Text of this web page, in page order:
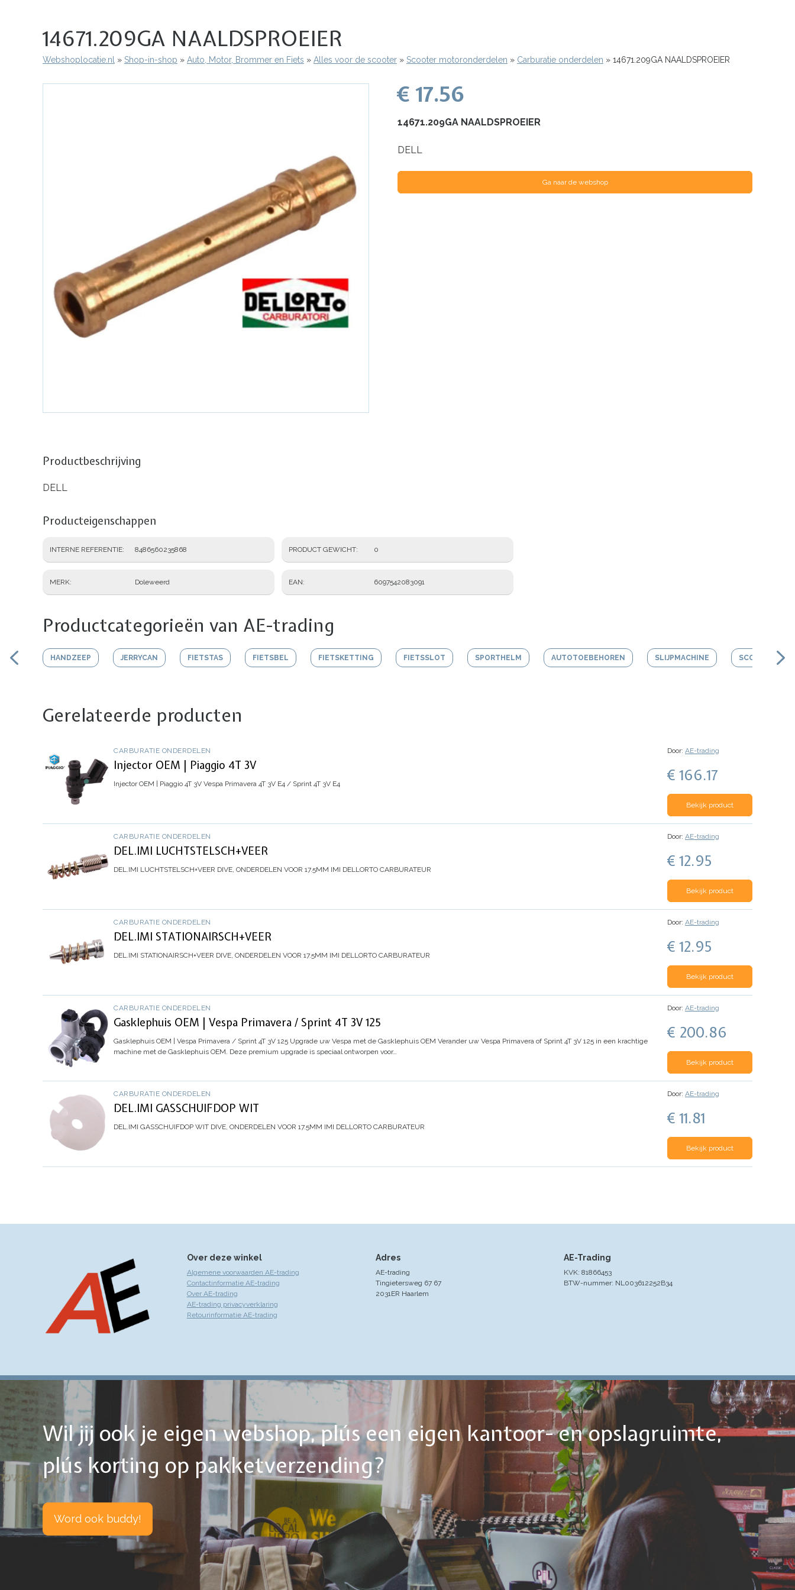
14671.209GA NAALDSPROEIER
Kruimelpad
Webshoplocatie.nl Shop-in-shop Auto, Motor, Brommer en Fiets Alles voor de scooter Scooter motoronderdelen Carburatie onderdelen 14671.209GA NAALDSPROEIER
€ 17.56
14671.209GA NAALDSPROEIER
DELL
Ga naar de webshop
Productbeschrijving
DELL
Producteigenschappen
INTERNE REFERENTIE 8486560235868
MERK Doleweerd
PRODUCT GEWICHT 0
EAN 6097542083091
Productcategorieën van AE-trading
HANDZEEP JERRYCAN FIETSTAS FIETSBEL FIETSKETTING FIETSSLOT SPORTHELM AUTOTOEBEHOREN SLIJPMACHINE SCOOTER
Gerelateerde producten
CARBURATIE ONDERDELEN
Injector OEM | Piaggio 4T 3V
Injector OEM | Piaggio 4T 3V Vespa Primavera 4T 3V E4 / Sprint 4T 3V E4
Door: AE-trading
€ 166.17
Bekijk product
CARBURATIE ONDERDELEN
DEL.IMI LUCHTSTELSCH+VEER
DEL.IMI LUCHTSTELSCH+VEER DIVE, ONDERDELEN VOOR 17.5MM IMI DELLORTO CARBURATEUR
Door: AE-trading
€ 12.95
Bekijk product
CARBURATIE ONDERDELEN
DEL.IMI STATIONAIRSCH+VEER
DEL.IMI STATIONAIRSCH+VEER DIVE, ONDERDELEN VOOR 17.5MM IMI DELLORTO CARBURATEUR
Door: AE-trading
€ 12.95
Bekijk product
CARBURATIE ONDERDELEN
Gasklephuis OEM | Vespa Primavera / Sprint 4T 3V 125
Gasklephuis OEM | Vespa Primavera / Sprint 4T 3V 125 Upgrade uw Vespa met de Gasklephuis OEM Verander uw Vespa Primavera of Sprint 4T 3V 125 in een krachtige
machine met de Gasklephuis OEM. Deze premium upgrade is speciaal ontworpen voor…
Door: AE-trading
€ 200.86
Bekijk product
CARBURATIE ONDERDELEN
DEL.IMI GASSCHUIFDOP WIT
DEL.IMI GASSCHUIFDOP WIT DIVE, ONDERDELEN VOOR 17.5MM IMI DELLORTO CARBURATEUR
Door: AE-trading
€ 11.81
Bekijk product
Over deze winkel
Algemene voorwaarden AE-trading
Contactinformatie AE-trading
Over AE-trading
AE-trading privacyverklaring
Retourinformatie AE-trading
Adres
AE-trading
Tingietersweg 67 67
2031ER Haarlem
AE-Trading
KVK: 81866453
BTW-nummer: NL003612252B34
Wil jij ook je eigen webshop, plús een eigen kantoor- en opslagruimte,
plús korting op pakketverzending?
Word ook buddy!